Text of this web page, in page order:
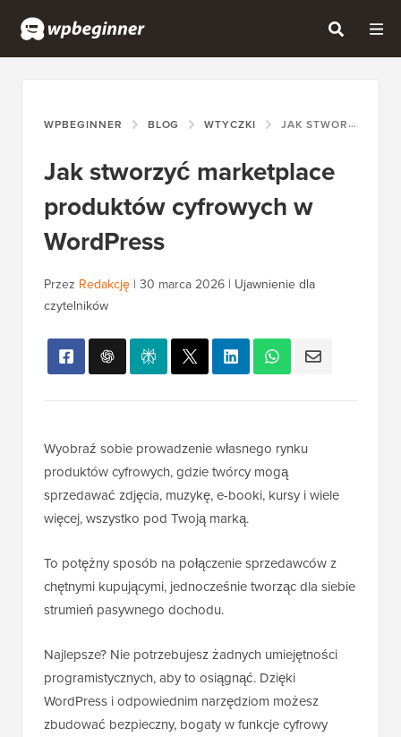
WPBEGINNER BLOG WTYCZKI JAK STWORZYĆ MARKETPLACE PRODUKTÓW CYFROWYCH W WORDPRESS
Jak stworzyć marketplace
produktów cyfrowych w
WordPress
Przez Redakcję | 30 marca 2026 | Ujawnienie dla
czytelników
Wyobraź sobie prowadzenie własnego rynku
produktów cyfrowych, gdzie twórcy mogą
sprzedawać zdjęcia, muzykę, e-booki, kursy i wiele
więcej, wszystko pod Twoją marką.
To potężny sposób na połączenie sprzedawców z
chętnymi kupującymi, jednocześnie tworząc dla siebie
strumień pasywnego dochodu.
Najlepsze? Nie potrzebujesz żadnych umiejętności
programistycznych, aby to osiągnąć. Dzięki
WordPress i odpowiednim narzędziom możesz
zbudować bezpieczny, bogaty w funkcje cyfrowy